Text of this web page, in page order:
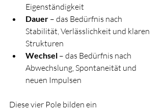
Eigenständigkeit
Dauer – das Bedürfnis nach
Stabilität, Verlässlichkeit und klaren
Strukturen
Wechsel – das Bedürfnis nach
Abwechslung, Spontaneität und
neuen Impulsen
Diese vier Pole bilden ein